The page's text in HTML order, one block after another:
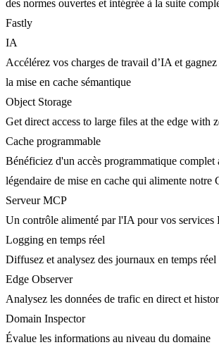
des normes ouvertes et intégrée à la suite
Fastly
IA
Accélérez vos charges de travail d’IA et
la mise en cache sémantique
Object Storage
Get direct access to large files at the edge with
Cache programmable
Bénéficiez d'un accès programmatique complet
légendaire de mise en cache qui alimente notre
Serveur MCP
Un contrôle alimenté par l'IA pour vos services
Logging en temps réel
Diffusez et analysez des journaux en temps réel
Edge Observer
Analysez les données de trafic en direct et
Domain Inspector
Évalue les informations au niveau du domaine